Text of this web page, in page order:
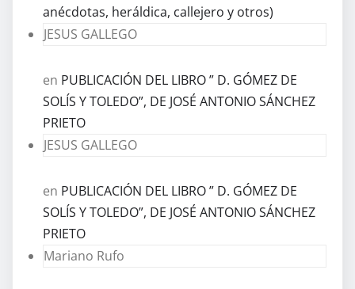
anécdotas, heráldica, callejero y otros)
JESUS GALLEGO
en PUBLICACIÓN DEL LIBRO ” D. GÓMEZ DE
SOLÍS Y TOLEDO”, DE JOSÉ ANTONIO SÁNCHEZ
PRIETO
JESUS GALLEGO
en PUBLICACIÓN DEL LIBRO ” D. GÓMEZ DE
SOLÍS Y TOLEDO”, DE JOSÉ ANTONIO SÁNCHEZ
PRIETO
Mariano Rufo